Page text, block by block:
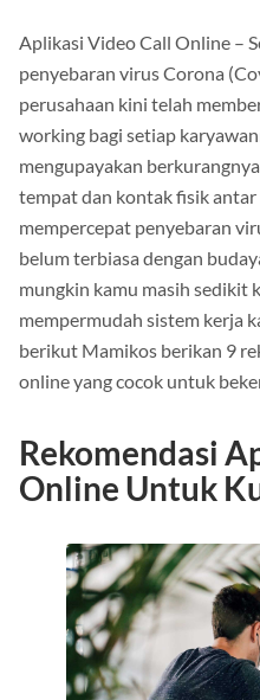
Aplikasi Video Call Online –
penyebaran virus Corona
perusahaan kini telah
working bagi setiap
mengupayakan
tempat dan kontak fisik antar
mempercepat penyebaran
belum terbiasa dengan
mungkin kamu masih sedikit
mempermudah sistem kerja
berikut Mamikos berikan 9
online yang cocok untuk
Rekomendasi
Online Untuk